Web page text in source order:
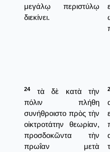
μεγάλῳ περιστύλῳ
διεκίνει.
24
τὰ δὲ κατὰ τὴν
πόλιν πλήθη
συνήθροιστο πρὸς τὴν
οἰκτροτάτην θεωρίαν,
προσδοκῶντα τὴν
πρωΐαν μετὰ